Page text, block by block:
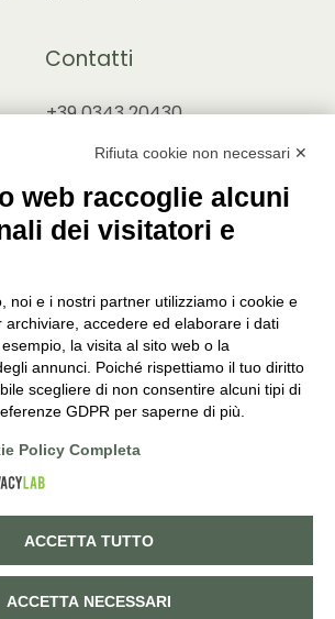
Contatti
+39 0343 20430
INFO@PUNTOVERDEPRATA.IT
Orari di apertura
Lunedì - Sabato
8:30-12:15 | 14:45-19:00
Domenica
ALL RIGHTS RESERVED. POWERED BY
NORATECH.
policy
Privacy policy
Rifiuta cookie non necessari ✕
web raccoglie alcuni
dei visitatori e
noi e i nostri partner utilizziamo i cookie e
archiviare, accedere ed elaborare i dati
la visita al sito web o la
annunci. Poiché rispettiamo il tuo diritto
scegliere di non consentire alcuni tipi di
GDPR per saperne di più.
Policy Completa
ACCETTA TUTTO
ACCETTA NECESSARI